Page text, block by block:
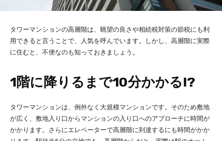
タワーマンションの高層階は、眺望の良さや相続税対策の節税にも利
用できると言うことで、人気を呼んでいます。しかし、高層階に実際
に住むと、不便なのも知っておきましょう。
1階に降りるまで10分かかる!?
タワーマンションは、例外なく大規模マンションです。そのため敷地
が広く、敷地入り口からマンションの入り口へのアプローチに時間が
かかります。さらにエレベーターで高層階に到達するにも時間がかか